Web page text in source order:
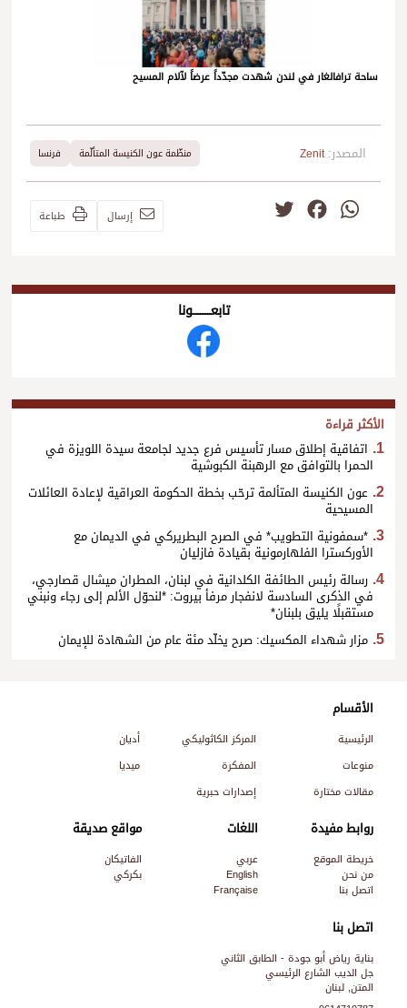
ساحة ترافالغار في لندن شهدت مجدّداً عرضاً لآلام المسيح
المصدر:Zenit منظّمة عون الكنيسة المتألّمة فرنسا
WhatsApp
Facebook إرسال طباعة
تابعــــــــــونا
الأكثر قراءة
اتفاقية إطلاق مسار تأسيس فرع جديد لجامعة سيدة اللويزة في
الحمرا بالتوافق مع الرهبنة الكبوشية
عون الكنيسة المتألمة ترحّب بخطة الحكومة العراقية لإعادة العائلات
المسيحية
*سمفونية التطويب* في الصرح البطريركي في الديمان مع
الأوركسترا الفلهارمونية بقيادة فازليان
رسالة رئيس الطائفة الكلدانية في لبنان، المطران ميشال قصارجي،
في الذكرى السادسة لانفجار مرفأ بيروت: *لنحوّل الألم إلى رجاء ونبني
مستقبلًا يليق بلبنان*
مزار شهداء المكسيك: صرح يخلّد مئة عام من الشهادة للإيمان
اتصل بنا
بناية رياض أبو جودة - الطابق الثاني
جل الديب الشارع الرئيسي
المتن, لبنان
الأقسام
الرئيسية المركز الكاثوليكي
أديان
منوعات
المفكرة
ميديا
مقالات مختارة
إصدارات حبرية
روابط مفيدة
خريطة الموقع
من نحن
اتصل بنا
اللغات
عربي
English
Française
مواقع صديقة
الفاتيكان
بكركي